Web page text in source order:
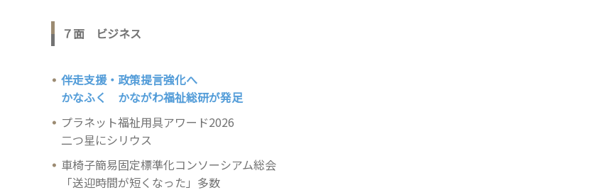
７面 ビジネス
伴走支援・政策提言強化へ
かなふく かながわ福祉総研が発足
プラネット福祉用具アワード2026
二つ星にシリウス
車椅子簡易固定標準化コンソーシアム総会
「送迎時間が短くなった」多数